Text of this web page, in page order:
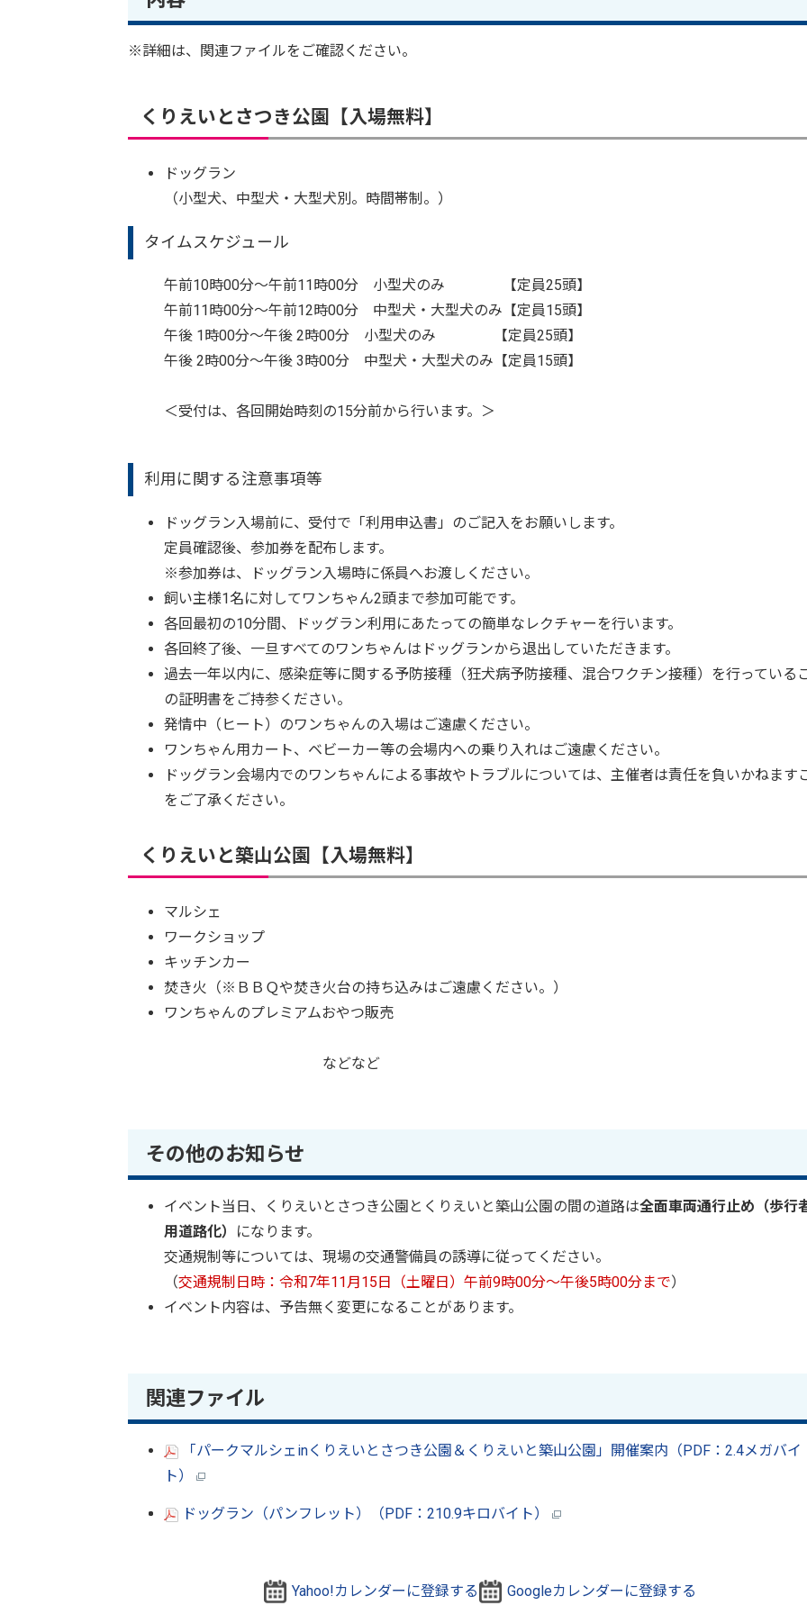
※詳細は、関連ファイルをご確認ください。
くりえいとさつき公園【入場無料】
ドッグラン
（小型犬、中型犬・大型犬別。時間帯制。）
タイムスケジュール
午前10時00分～午前11時00分 小型犬のみ 【定員25頭】
午前11時00分～午前12時00分 中型犬・大型犬のみ【定員15頭】
午後 1時00分～午後 2時00分 小型犬のみ 【定員25頭】
午後 2時00分～午後 3時00分 中型犬・大型犬のみ【定員15頭】
＜受付は、各回開始時刻の15分前から行います。＞
利用に関する注意事項等
ドッグラン入場前に、受付で「利用申込書」のご記入をお願いします。
定員確認後、参加券を配布します。
※参加券は、ドッグラン入場時に係員へお渡しください。
飼い主様1名に対してワンちゃん2頭まで参加可能です。
各回最初の10分間、ドッグラン利用にあたっての簡単なレクチャーを行います。
各回終了後、一旦すべてのワンちゃんはドッグランから退出していただきます。
過去一年以内に、感染症等に関する予防接種（狂犬病予防接種、混合ワクチン接種）を行っている
の証明書をご持参ください。
発情中（ヒート）のワンちゃんの入場はご遠慮ください。
ワンちゃん用カート、ベビーカー等の会場内への乗り入れはご遠慮ください。
ドッグラン会場内でのワンちゃんによる事故やトラブルについては、主催者は責任を負いかねます
をご了承ください。
くりえいと築山公園【入場無料】
マルシェ
ワークショップ
キッチンカー
焚き火（※ＢＢＱや焚き火台の持ち込みはご遠慮ください。）
ワンちゃんのプレミアムおやつ販売
などなど
その他のお知らせ
イベント当日、くりえいとさつき公園とくりえいと築山公園の間の道路は全面車両通行止め（歩行
用道路化）
になります。
交通規制等については、現場の交通警備員の誘導に従ってください。
（交通規制日時：令和7年11月15日（土曜日）午前9時00分～午後5時00分まで）
イベント内容は、予告無く変更になることがあります。
関連ファイル
「パークマルシェinくりえいとさつき公園＆くりえいと築山公園」開催案内（PDF：2.4メガバイ
ト）
ドッグラン（パンフレット）（PDF：210.9キロバイト）
Yahoo!カレンダーに登録する Googleカレンダーに登録する